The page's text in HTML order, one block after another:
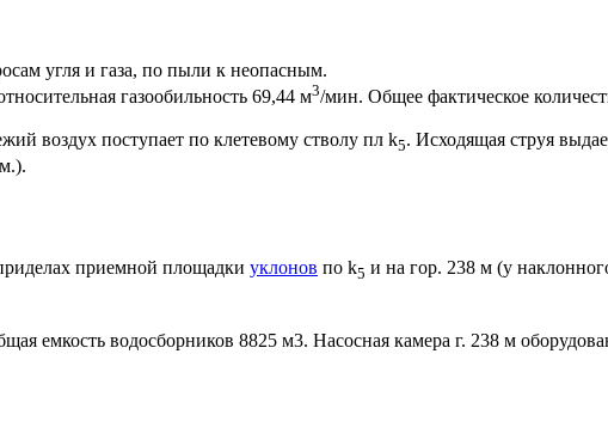
угля и газа, по пыли к неопасным.
газообильность 69,44 м3/мин. Общее фактическое
воздух поступает по клетевому стволу пл k5. Исходящая струя
приемной площадки уклонов по k5 и на гор. 238 м (у
емкость водосборников 8825 м3. Насосная камера г. 238 м